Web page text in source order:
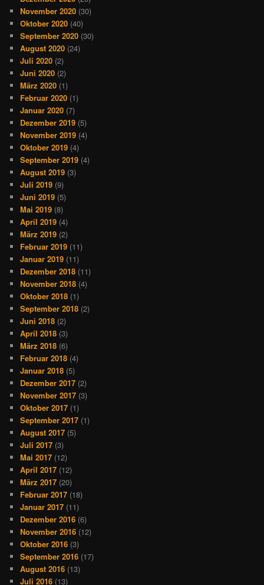
November 2020 (30)
Oktober 2020 (40)
September 2020 (30)
August 2020 (24)
Juli 2020 (2)
Juni 2020 (2)
März 2020 (1)
Februar 2020 (1)
Januar 2020 (7)
Dezember 2019 (5)
November 2019 (4)
Oktober 2019 (4)
September 2019 (4)
August 2019 (3)
Juli 2019 (9)
Juni 2019 (5)
Mai 2019 (8)
April 2019 (4)
März 2019 (2)
Februar 2019 (11)
Januar 2019 (11)
Dezember 2018 (11)
November 2018 (4)
Oktober 2018 (1)
September 2018 (2)
Juni 2018 (2)
April 2018 (3)
März 2018 (6)
Februar 2018 (4)
Januar 2018 (5)
Dezember 2017 (2)
November 2017 (3)
Oktober 2017 (1)
September 2017 (1)
August 2017 (5)
Juli 2017 (3)
Mai 2017 (12)
April 2017 (12)
März 2017 (20)
Februar 2017 (18)
Januar 2017 (11)
Dezember 2016 (6)
November 2016 (12)
Oktober 2016 (3)
September 2016 (17)
August 2016 (13)
Juli 2016 (13)